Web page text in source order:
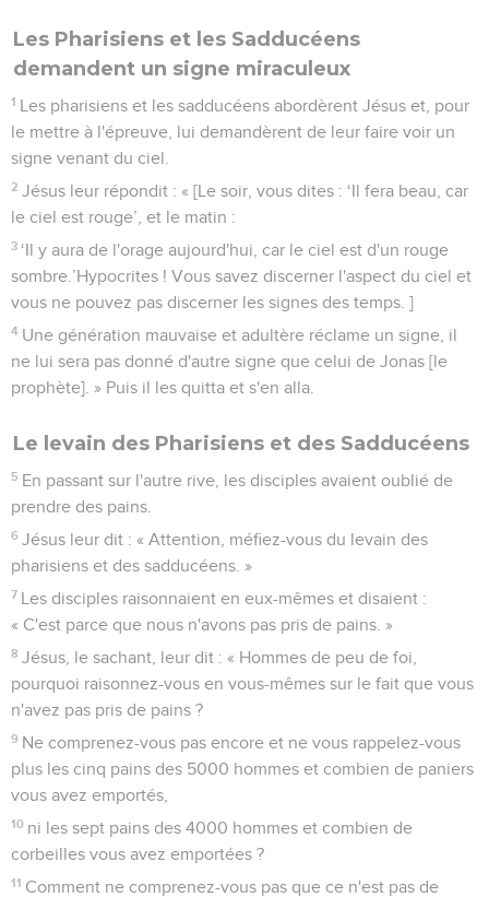
Les Pharisiens et les Sadducéens
demandent un signe miraculeux
1 Les pharisiens et les sadducéens abordèrent Jésus et, pour
le mettre à l'épreuve, lui demandèrent de leur faire voir un
signe venant du ciel.
2 Jésus leur répondit : « [Le soir, vous dites : ‘Il fera beau, car
le ciel est rouge’, et le matin :
3 ‘Il y aura de l'orage aujourd'hui, car le ciel est d'un rouge
sombre.’Hypocrites ! Vous savez discerner l'aspect du ciel et
vous ne pouvez pas discerner les signes des temps. ]
4 Une génération mauvaise et adultère réclame un signe, il
ne lui sera pas donné d'autre signe que celui de Jonas [le
prophète]. » Puis il les quitta et s'en alla.
Le levain des Pharisiens et des Sadducéens
5 En passant sur l'autre rive, les disciples avaient oublié de
prendre des pains.
6 Jésus leur dit : « Attention, méfiez-vous du levain des
pharisiens et des sadducéens. »
7 Les disciples raisonnaient en eux-mêmes et disaient :
« C'est parce que nous n'avons pas pris de pains. »
8 Jésus, le sachant, leur dit : « Hommes de peu de foi,
pourquoi raisonnez-vous en vous-mêmes sur le fait que vous
n'avez pas pris de pains ?
9 Ne comprenez-vous pas encore et ne vous rappelez-vous
plus les cinq pains des 5000 hommes et combien de paniers
vous avez emportés,
10 ni les sept pains des 4000 hommes et combien de
corbeilles vous avez emportées ?
11 Comment ne comprenez-vous pas que ce n'est pas de